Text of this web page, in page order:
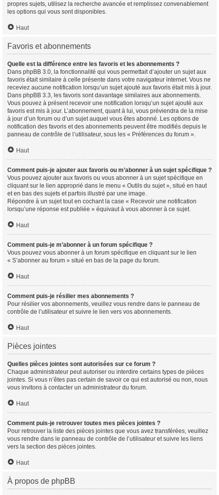
propres sujets, utilisez la recherche avancée et remplissez convenablement
les options qui vous sont disponibles.
Haut
Favoris et abonnements
Quelle est la différence entre les favoris et les abonnements ?
Dans phpBB 3.0, la fonctionnalité qui vous permettait d’ajouter un sujet aux
favoris était similaire à celle présente dans votre navigateur internet. Vous ne
receviez aucune notification lorsqu’un sujet ajouté aux favoris était mis à jour.
Dans phpBB 3.3, les favoris sont davantage similaires aux abonnements.
Vous pouvez à présent recevoir une notification lorsqu’un sujet ajouté aux
favoris est mis à jour. L’abonnement, quant à lui, vous préviendra de la mise
à jour d’un forum ou d’un sujet auquel vous êtes abonné. Les options de
notification des favoris et des abonnements peuvent être modifiés depuis le
panneau de contrôle de l’utilisateur, sous les « Préférences du forum ».
Haut
Comment puis-je ajouter aux favoris ou m’abonner à un sujet spécifique ?
Vous pouvez ajouter aux favoris ou vous abonner à un sujet spécifique en
cliquant sur le lien approprié dans le menu « Outils du sujet », situé en haut
et en bas des sujets et parfois illustré par une image.
Répondre à un sujet tout en cochant la case « Recevoir une notification
lorsqu’une réponse est publiée » équivaut à vous abonner à ce sujet.
Haut
Comment puis-je m’abonner à un forum spécifique ?
Vous pouvez vous abonner à un forum spécifique en cliquant sur le lien
« S’abonner au forum » situé en bas de la page du forum.
Haut
Comment puis-je résilier mes abonnements ?
Pour résilier vos abonnements, veuillez vous rendre dans le panneau de
contrôle de l’utilisateur et suivre le lien vers vos abonnements.
Haut
Pièces jointes
Quelles pièces jointes sont autorisées sur ce forum ?
Chaque administrateur peut autoriser ou interdire certains types de pièces
jointes. Si vous n’êtes pas certain de savoir ce qui est autorisé ou non, nous
vous invitons à contacter un administrateur du forum.
Haut
Comment puis-je retrouver toutes mes pièces jointes ?
Pour retrouver la liste des pièces jointes que vous avez transférées, veuillez
vous rendre dans le panneau de contrôle de l’utilisateur et suivre les liens
vers la section des pièces jointes.
Haut
À propos de phpBB